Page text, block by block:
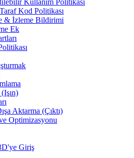
Kullanım Politikası
Kod Politikası
& İzleme Bildirimi
Ek
Aktarma (Çıktı)
Optimizasyonu
Giriş